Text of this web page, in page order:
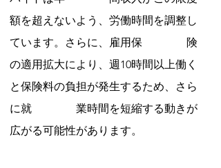
額を超えないよう、労働時間を調整し
ています。さらに、雇用保　　　　険
の適用拡大により、週10時間以上働く
と保険料の負担が発生するため、さら
に就　　　　業時間を短縮する動きが
広がる可能性があります。